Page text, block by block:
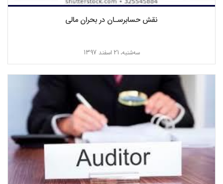
نقش حسابرسـان در بحران مالی
ﺳﻪشنبه، 21 اسفند 1397